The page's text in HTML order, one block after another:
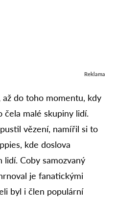
Reklama
do toho momentu, kdy
čela malé skupiny lidí.
vězení, namířil si to
kde doslova
lidí. Coby samozvaný
je fanatickými
byl i člen populární